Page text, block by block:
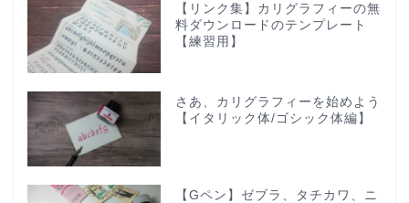
【リンク集】カリグラフィーの無
料ダウンロードのテンプレート
【練習用】
さあ、カリグラフィーを始めよう
【イタリック体/ゴシック体編】
【Gペン】ゼブラ、タチカワ、ニ